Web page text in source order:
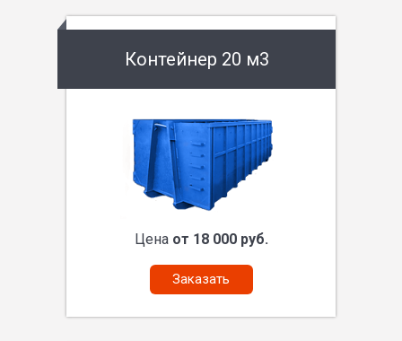
Контейнер 20 м3
Цена от 18 000 руб.
Заказать